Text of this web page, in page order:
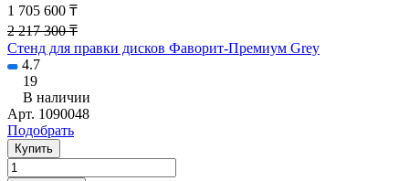
1 705 600 ₸
2 217 300 ₸
Стенд для правки дисков Фаворит-Премиум Grey
4.7
19
В наличии
Арт. 1090048
Подобрать
Купить